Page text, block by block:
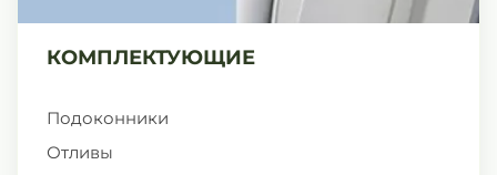
КОМПЛЕКТУЮЩИЕ
Подоконники
Отливы